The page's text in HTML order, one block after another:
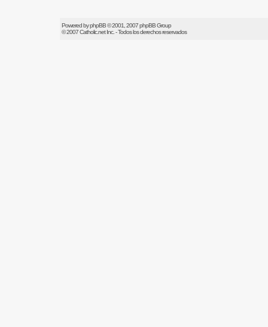
Powered byphpBB© 2001, 2007 phpBB Group
© 2007Catholic.netInc. - Todos los derechos reservados